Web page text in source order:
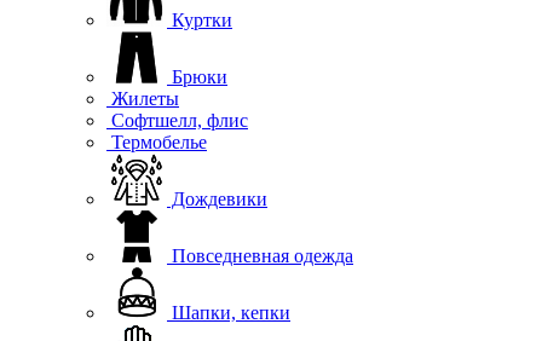
Куртки
Брюки
Жилеты
Софтшелл, флис
Термобелье
Дождевики
Повседневная одежда
Шапки, кепки